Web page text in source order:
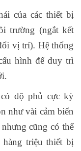
của các thiết bị
trường (ngắt kết
vị trí). Hệ thống
hình để duy trì
độ phủ cực kỳ
như vài cảm biến
cũng có thể
triệu thiết bị